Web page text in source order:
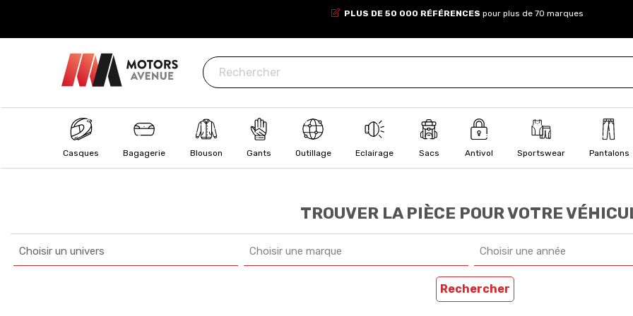
PLUS DE 50 000 RÉFÉRENCES pour plus de 70 marques
Casques Bagagerie Blouson Gants Outillage Eclairage Sacs Antivol Sportswear Pantalons
TROUVER LA PIÈCE POUR VOTRE
Choisir un univers Choisir une marque Choisir une année
Rechercher